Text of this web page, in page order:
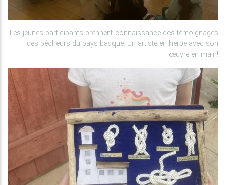
Les jeunes participants prennent connaissance des témoignages
des pêcheurs du pays basque. Un artiste en herbe avec son
œuvre en main!